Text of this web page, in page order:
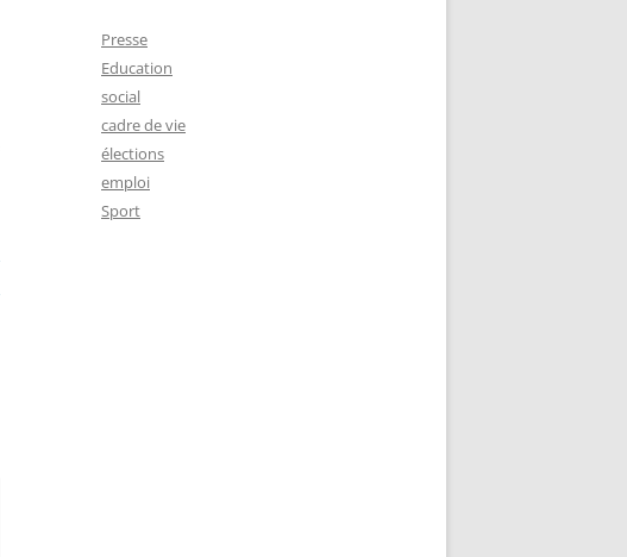
Presse
Education
social
cadre de vie
élections
emploi
Sport